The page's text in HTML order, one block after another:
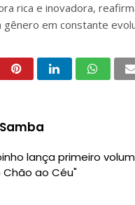
rica e inovadora,
gênero em constante
lança primeiro
Chão ao Céu"